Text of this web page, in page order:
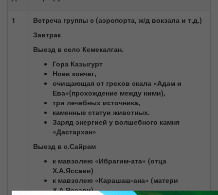
1
Встреча группы с (аэропорта, ж/д вокзала и т.д.)
Завтрак
Выезд в село Кемекалган.
Гора Казыгурт
Ноев ковчег,
очищающая от грехов скала «Адам и
Ева»(прохождение между ними),
три лечебных источника,
каменные статуи животных.
Заряд энергией у волшебного камня
«Дастархан»
Выезд в с.Сайрам
к мавзолею «Ибрагим-ата» (отца
Х.А.Яссави)
к мавзолею «Карашаш-ана» (матери
Х.А.Яссави)